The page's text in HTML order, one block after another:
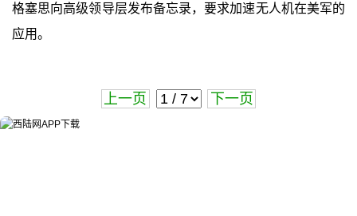
格塞思向高级领导层发布备忘录，要求加速无人机在美军的
应用。
上一页 下一页